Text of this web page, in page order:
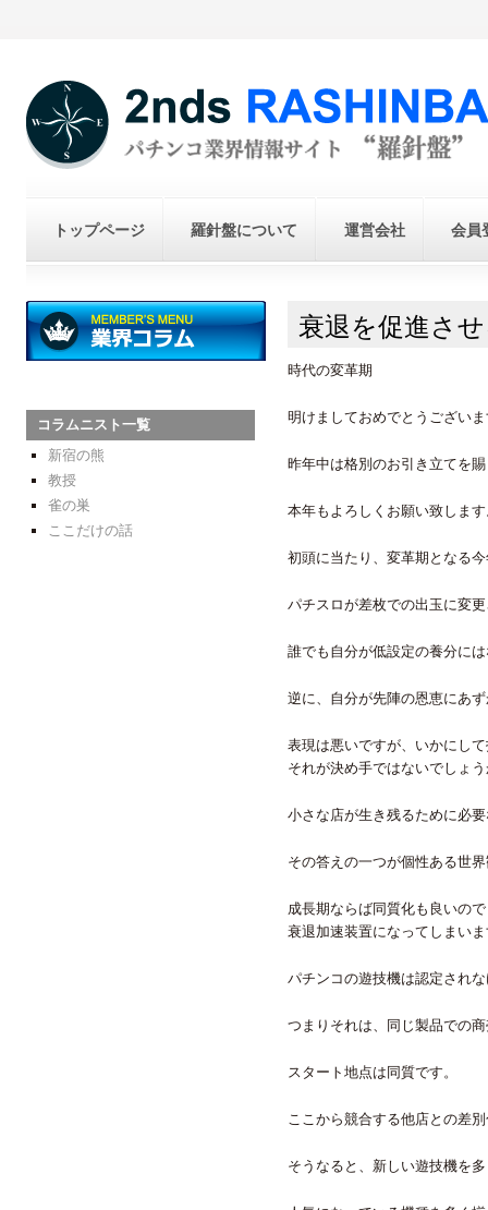
トップページ 羅針盤について 運営会社 会員
コラムニスト一覧
新宿の熊
教授
雀の巣
ここだけの話
衰退を促進さ
時代の変革期
明けましておめでとうござい
昨年中は格別のお引き立てを
本年もよろしくお願い致しま
初頭に当たり、変革期となる
パチスロが差枚での出玉に変
誰でも自分が低設定の養分に
逆に、自分が先陣の恩恵にあ
表現は悪いですが、いかにし
それが決め手ではないでしょ
小さな店が生き残るために必
その答えの一つが個性ある世
成長期ならば同質化も良いの
衰退加速装置になってしまい
パチンコの遊技機は認定され
つまりそれは、同じ製品での
スタート地点は同質です。
ここから競合する他店との差
そうなると、新しい遊技機を